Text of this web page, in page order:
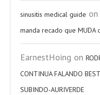
sinusitis medical guide on
manda recado que MUDA
EarnestHoing on
CONTINUA FALANDO
SUBINDO-AURIVERDE